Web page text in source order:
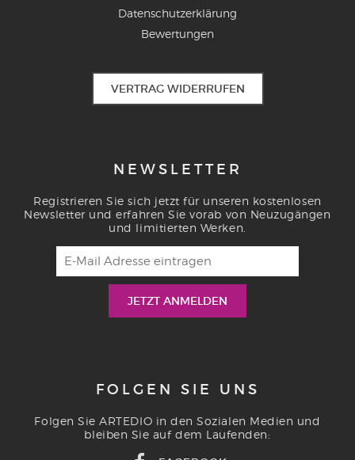
Datenschutzerklärung
Bewertungen
VERTRAG WIDERRUFEN
NEWSLETTER
Registrieren Sie sich jetzt für unseren kostenlosen
Newsletter und erfahren Sie vorab von Neuzugängen
und limitierten Werken.
FOLGEN SIE UNS
Folgen Sie ARTEDIO in den Sozialen Medien und
bleiben Sie auf dem Laufenden: